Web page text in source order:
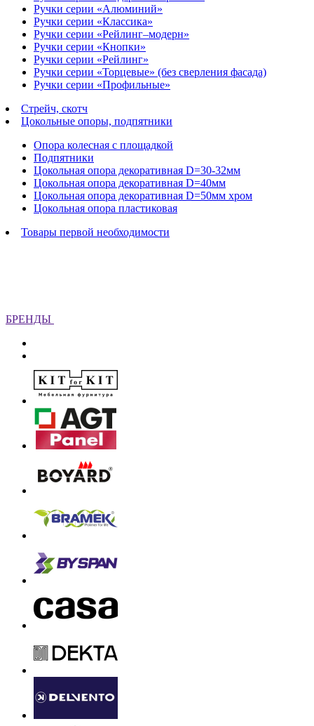
Ручки серии «Алюминий»
Ручки серии «Классика»
Ручки серии «Рейлинг–модерн»
Ручки серии «Кнопки»
Ручки серии «Рейлинг»
Ручки серии «Торцевые» (без сверления фасада)
Ручки серии «Профильные»
Стрейч, скотч
Цокольные опоры, подпятники
Опора колесная с площадкой
Подпятники
Цокольная опора декоративная D=30-32мм
Цокольная опора декоративная D=40мм
Цокольная опора декоративная D=50мм хром
Цокольная опора пластиковая
Товары первой необходимости
БРЕНДЫ